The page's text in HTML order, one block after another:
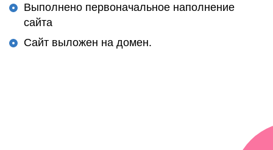
Выполнено первоначальное наполнение
сайта
Сайт выложен на домен.